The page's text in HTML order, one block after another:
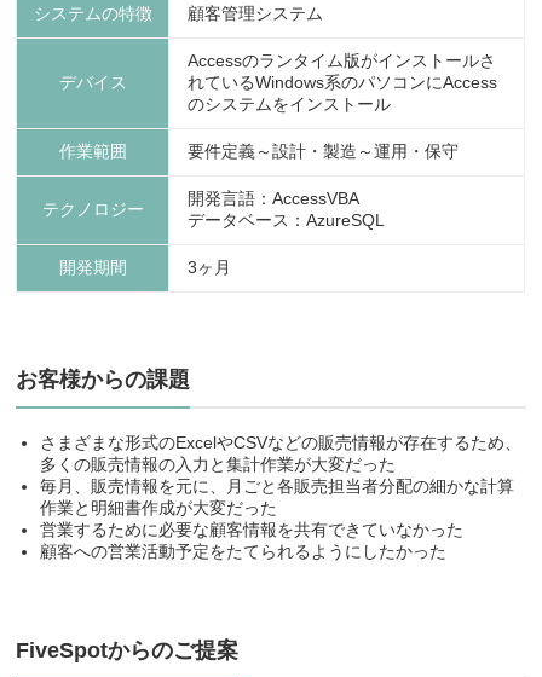
システムの特徴 顧客管理システム
デバイス
Accessのランタイム版がインストールさ
れているWindows系のパソコンにAccess
のシステムをインストール
作業範囲 要件定義～設計・製造～運用・保守
テクノロジー
開発言語：AccessVBA
データベース：AzureSQL
開発期間 3ヶ月
お客様からの課題
さまざまな形式のExcelやCSVなどの販売情報が存在するため、
多くの販売情報の入力と集計作業が大変だった
毎月、販売情報を元に、月ごと各販売担当者分配の細かな計算
作業と明細書作成が大変だった
営業するために必要な顧客情報を共有できていなかった
顧客への営業活動予定をたてられるようにしたかった
FiveSpotからのご提案